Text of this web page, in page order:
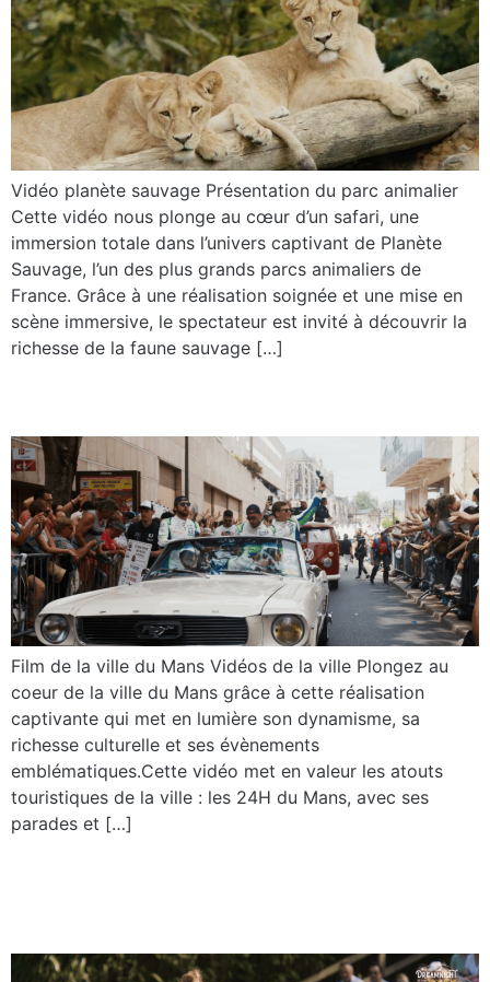
Vidéo planète sauvage Présentation du parc animalier
Cette vidéo nous plonge au cœur d’un safari, une
immersion totale dans l’univers captivant de Planète
Sauvage, l’un des plus grands parcs animaliers de
France. Grâce à une réalisation soignée et une mise en
scène immersive, le spectateur est invité à découvrir la
richesse de la faune sauvage […]
Film de la ville du Mans Vidéos de la ville Plongez au
coeur de la ville du Mans grâce à cette réalisation
captivante qui met en lumière son dynamisme, sa
richesse culturelle et ses évènements
emblématiques.Cette vidéo met en valeur les atouts
touristiques de la ville : les 24H du Mans, avec ses
parades et […]